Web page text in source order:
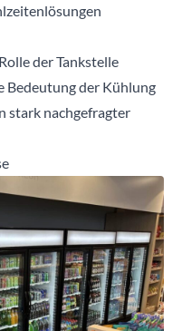
der Tankstelle
Bedeutung der Kühlung
stark nachgefragter